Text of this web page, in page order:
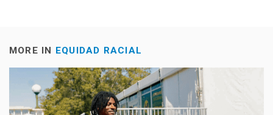
MORE IN EQUIDAD RACIAL